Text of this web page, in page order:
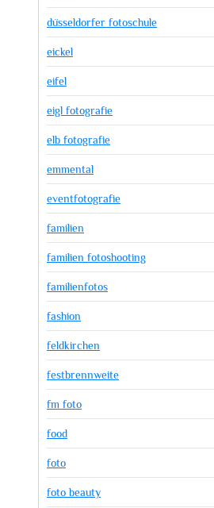
düsseldorfer fotoschule
eickel
eifel
eigl fotografie
elb fotografie
emmental
eventfotografie
familien
familien fotoshooting
familienfotos
fashion
feldkirchen
festbrennweite
fm foto
food
foto
foto beauty